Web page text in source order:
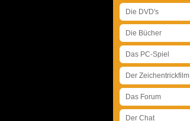
Die DVD's
Die Bücher
Das PC-Spiel
Der Zeichentrickfilm
Das Forum
Der Chat